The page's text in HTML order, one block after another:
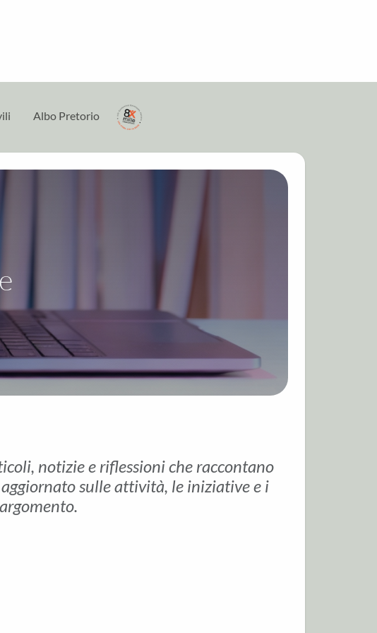
Albo Pretorio
notizie e riflessioni che raccontano
sulle attività, le iniziative e i